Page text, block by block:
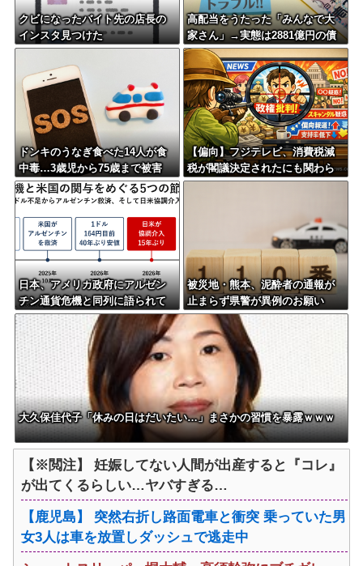
クビになったバイト先の店長の
インスタ見つけた
高配当をうたった「みんなで大
家さん」→実態は2881億円の債
務超過
ドンキのうなぎ食べた14人が食
中毒…3歳児から75歳まで被害
【偏向】フジテレビ、消費税減
税が閣議決定されたにも関わら
ず、消費税減税に反対する大学
日本、アメリカ政府にアルゼン
チン通貨危機と同列に語られて
しまうwwwwwwもうすでに158
円に戻る
被災地・熊本、泥酔者の通報が
止まらず県警が異例のお願い
大久保佳代子「休みの日はだいたい…」まさかの習慣を暴露ｗｗｗ
【※閲注】 妊娠してない人間が出産すると『コレ』
が出てくるらしい…ヤバすぎる…
【鹿児島】 突然右折し路面電車と衝突 乗っていた男
女3人は車を放置しダッシュで逃走中